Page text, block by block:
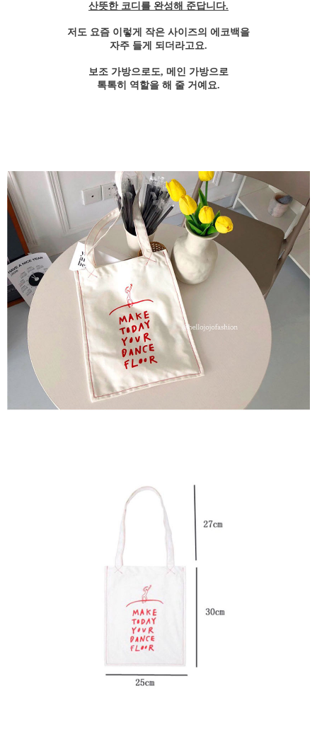
산뜻한 코디를 완성해 준답니다.
저도 요즘 이렇게 작은 사이즈의 에코백을
자주 들게 되더라고요.
보조 가방으로도, 메인 가방으로
톡톡히 역할을 해 줄 거예요.